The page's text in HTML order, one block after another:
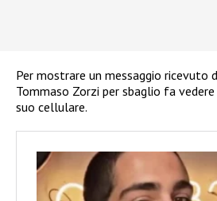
Per mostrare un messaggio ricevuto
Tommaso Zorzi per sbaglio fa
suo cellulare.